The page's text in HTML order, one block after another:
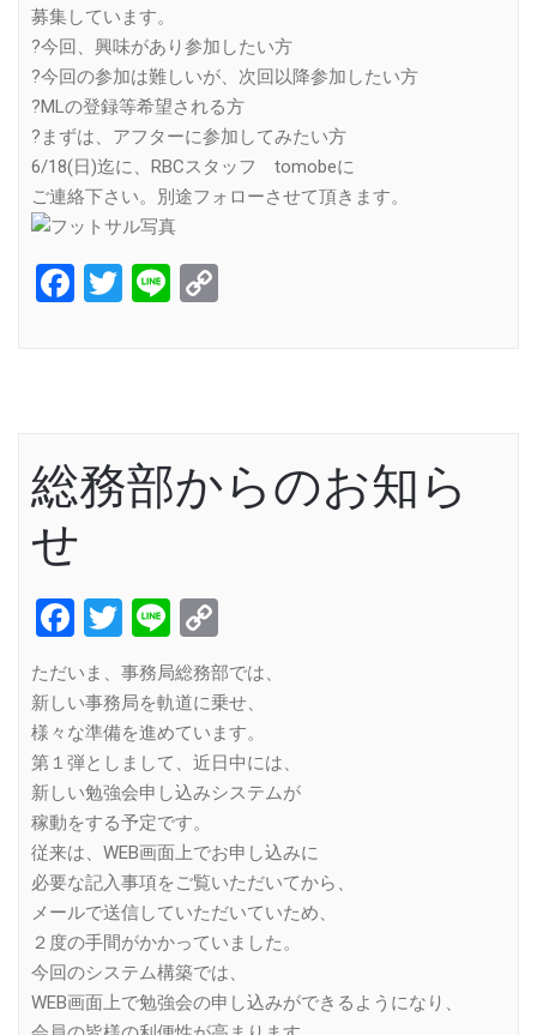
募集しています。
?今回、興味があり参加したい方
?今回の参加は難しいが、次回以降参加したい方
?MLの登録等希望される方
?まずは、アフターに参加してみたい方
6/18(日)迄に、RBCスタッフ tomobeに
ご連絡下さい。別途フォローさせて頂きます。
Facebook
Twitter
Line
総務部からのお知ら
せ
Facebook
Twitter
Line
Link
ただいま、事務局総務部では、
新しい事務局を軌道に乗せ、
様々な準備を進めています。
第１弾としまして、近日中には、
新しい勉強会申し込みシステムが
稼動をする予定です。
従来は、WEB画面上でお申し込みに
必要な記入事項をご覧いただいてから、
メールで送信していただいていため、
２度の手間がかかっていました。
今回のシステム構築では、
WEB画面上で勉強会の申し込みができるようになり、